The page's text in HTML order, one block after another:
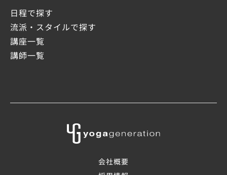
日程で探す
流派・スタイルで探す
講座一覧
講師一覧
会社概要